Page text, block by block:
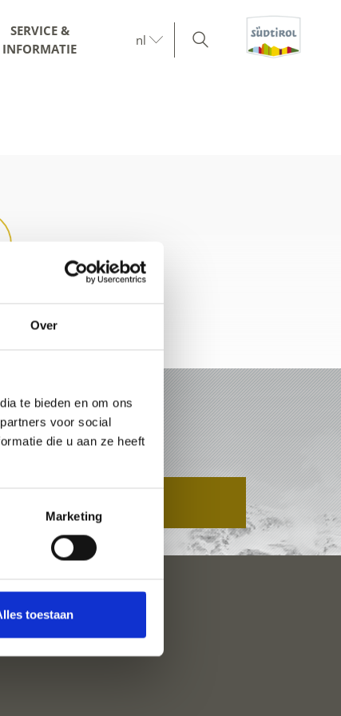
Over
te bieden en om ons
voor social
die u aan ze heeft
Marketing
toestaan
SERVICE &
INFORMATIE
nl